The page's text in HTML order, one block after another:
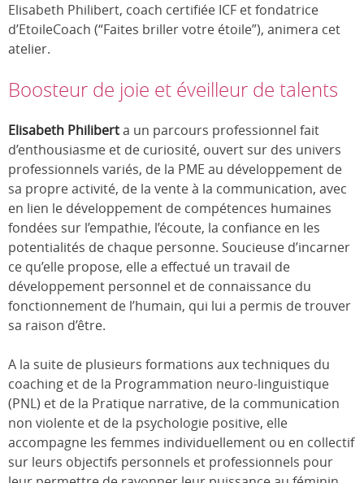
Elisabeth Philibert, coach certifiée ICF et fondatrice
d’EtoileCoach (“Faites briller votre étoile”), animera cet
atelier.
Boosteur de joie et éveilleur de talents
Elisabeth Philiberta un parcours professionnel fait
d’enthousiasme et de curiosité, ouvert sur des univers
professionnels variés, de la PME au développement de
sa propre activité, de la vente à la communication, avec
en lien le développement de compétences humaines
fondées sur l’empathie, l’écoute, la confiance en les
potentialités de chaque personne. Soucieuse d’incarner
ce qu’elle propose, elle a effectué un travail de
développement personnel et de connaissance du
fonctionnement de l’humain, qui lui a permis de trouver
sa raison d’être.
A la suite de plusieurs formations aux techniques du
coaching et de la Programmation neuro-linguistique
(PNL) et de la Pratique narrative, de la communication
non violente et de la psychologie positive, elle
accompagne les femmes individuellement ou en collectif
sur leurs objectifs personnels et professionnels pour